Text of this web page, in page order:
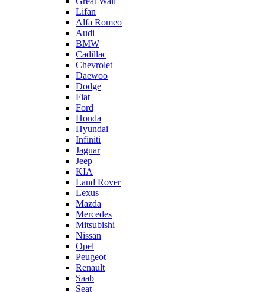
Lifan
Alfa Romeo
Audi
BMW
Cadillac
Chevrolet
Daewoo
Dodge
Fiat
Ford
Honda
Hyundai
Infiniti
Jaguar
Jeep
KIA
Land Rover
Lexus
Mazda
Mercedes
Mitsubishi
Nissan
Opel
Peugeot
Renault
Saab
Seat